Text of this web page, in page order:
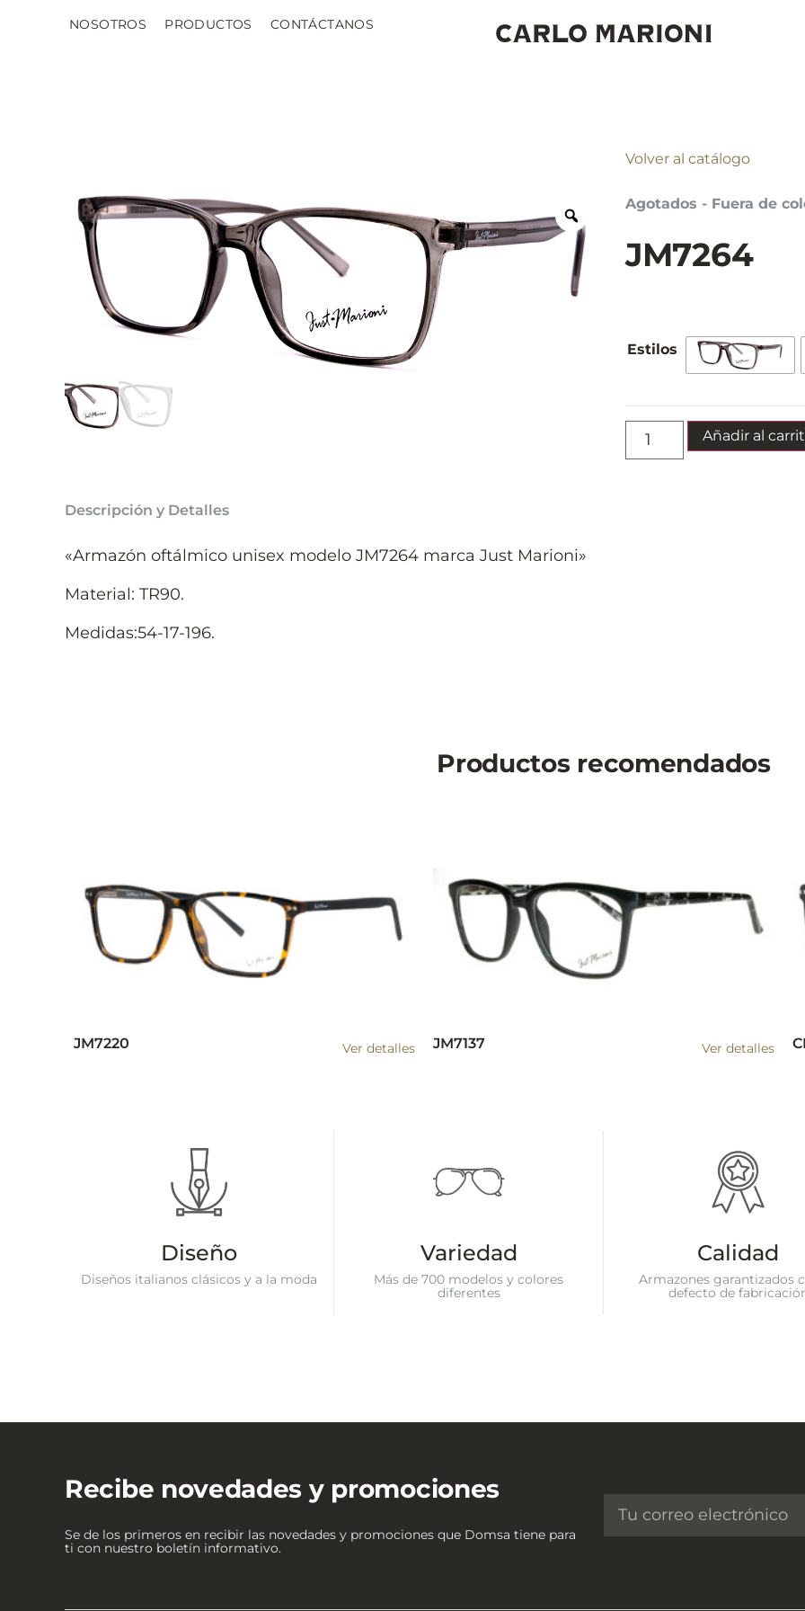
NOSOTROS PRODUCTOS CONTÁCTANOS
Descripción y Detalles
«Armazón oftálmico unisex modelo JM7264 marca Just Marioni»
Material: TR90.
Medidas:54-17-196.
Volver al catálogo
Agotados - Fuera de
JM7264
Añadir al
Productos recomendados
JM7220 Ver detalles JM7137 Ver detalles
Diseño
Diseños italianos clásicos y a la moda
Variedad
Más de 700 modelos y colores
diferentes
Calidad
Armazones garantizados
defecto de
Recibe novedades y promociones
Se de los primeros en recibir las novedades y promociones que Domsa tiene para
ti con nuestro boletín informativo.